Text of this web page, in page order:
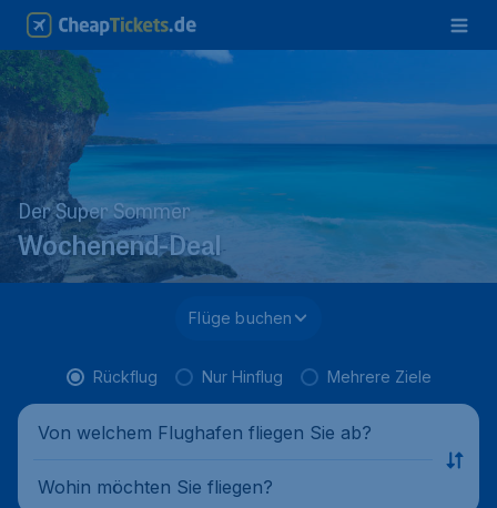
Der Super Sommer
Wochenend-Deal
Flüge buchen
Rückflug Nur Hinflug Mehrere Ziele
Von welchem Flughafen fliegen Sie ab?
Wohin möchten Sie fliegen?